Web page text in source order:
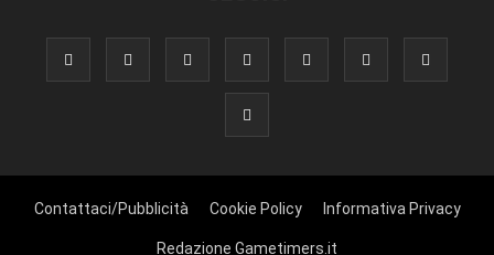
Contattaci/Pubblicità Cookie Policy Informativa Privacy
Redazione Gametimers.it